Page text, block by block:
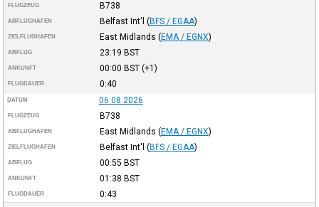
FLUGZEUG B738
ABFLUGHAFEN Belfast Int'l (BFS / EGAA)
ZIELFLUGHAFEN East Midlands (EMA / EGNX)
ABFLUG 23:19 BST
ANKUNFT 00:00 BST(+1)
FLUGDAUER 0:40
DATUM 06.08.2026
FLUGZEUG B738
ABFLUGHAFEN East Midlands (EMA / EGNX)
ZIELFLUGHAFEN Belfast Int'l (BFS / EGAA)
ABFLUG 00:55 BST
ANKUNFT 01:38 BST
FLUGDAUER 0:43